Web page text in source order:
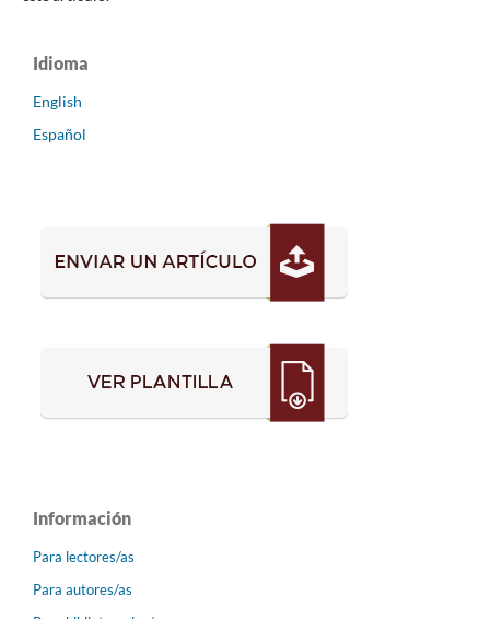
Idioma
English
Español
Información
Para lectores/as
Para autores/as